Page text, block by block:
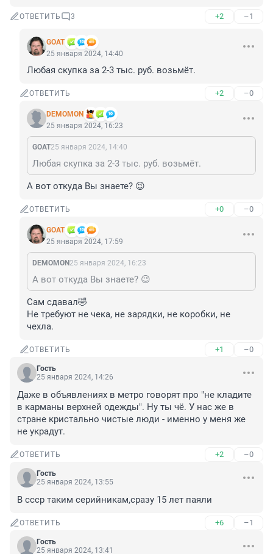
ОТВЕТИТЬ 3 +2 –1
GOAT
25 января 2024, 14:40
Любая скупка за 2-3 тыс. руб. возьмёт.
ОТВЕТИТЬ +2 –0
DEMOMON
25 января 2024, 16:23
GOAT25 января 2024, 14:40
Любая скупка за 2-3 тыс. руб. возьмёт.
А вот откуда Вы знаете? 😉
ОТВЕТИТЬ +0 –0
GOAT
25 января 2024, 17:59
DEMOMON 25 января 2024, 16:23
А вот откуда Вы знаете? 😉
Сам сдавал🤣
Не требуют не чека, не зарядки, не коробки, не
чехла.
ОТВЕТИТЬ +1 –0
Гость
25 января 2024, 14:26
Даже в объявлениях в метро говорят про "не кладите
в карманы верхней одежды". Ну ты чё. У нас же в
стране кристально чистые люди - именно у меня же
не украдут.
ОТВЕТИТЬ +2 –0
Гость
25 января 2024, 13:55
В ссср таким серийникам,сразу 15 лет паяли
ОТВЕТИТЬ +6 –1
Гость
25 января 2024, 13:41